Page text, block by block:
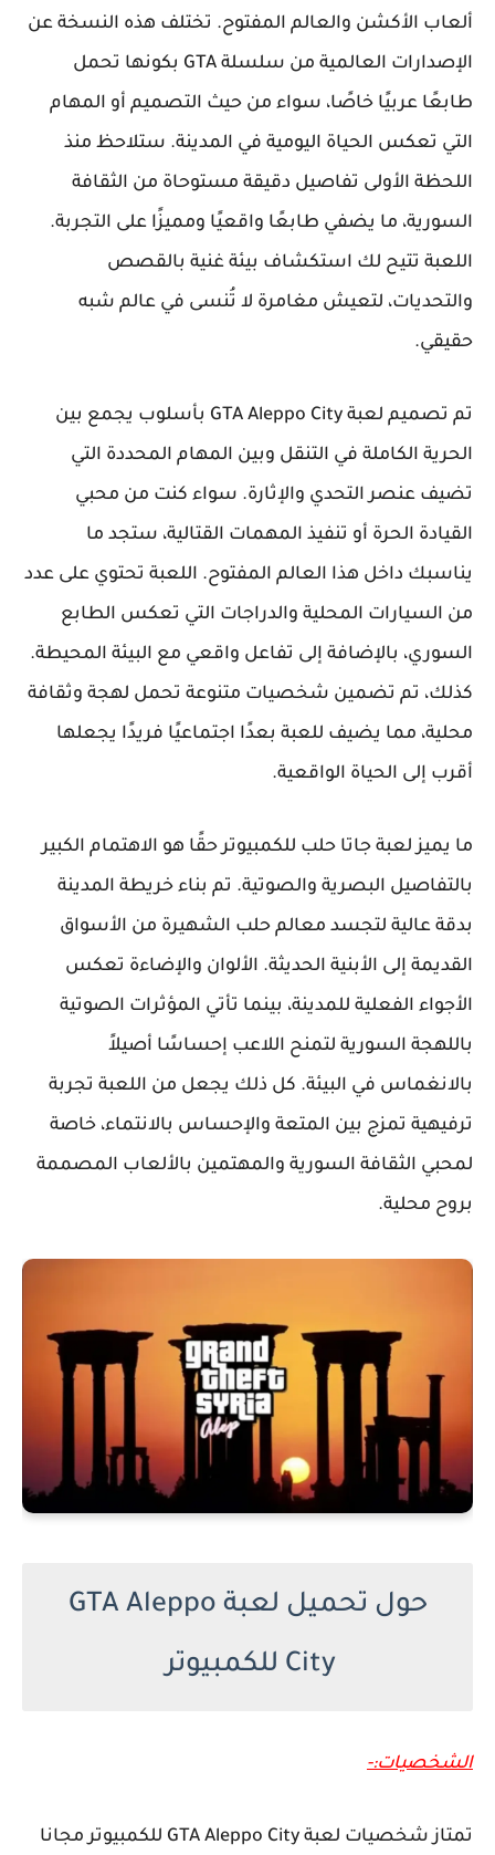
ألعاب الأكشن والعالم المفتوح. تختلف هذه النسخة عن
الإصدارات العالمية من سلسلة GTA بكونها تحمل
طابعًا عربيًا خاصًا، سواء من حيث التصميم أو المهام
التي تعكس الحياة اليومية في المدينة. ستلاحظ منذ
اللحظة الأولى تفاصيل دقيقة مستوحاة من الثقافة
السورية، ما يضفي طابعًا واقعيًا ومميزًا على التجربة.
اللعبة تتيح لك استكشاف بيئة غنية بالقصص
والتحديات، لتعيش مغامرة لا تُنسى في عالم شبه
حقيقي.
تم تصميم لعبة GTA Aleppo City بأسلوب يجمع بين
الحرية الكاملة في التنقل وبين المهام المحددة التي
تضيف عنصر التحدي والإثارة. سواء كنت من محبي
القيادة الحرة أو تنفيذ المهمات القتالية، ستجد ما
يناسبك داخل هذا العالم المفتوح. اللعبة تحتوي على عدد
من السيارات المحلية والدراجات التي تعكس الطابع
السوري، بالإضافة إلى تفاعل واقعي مع البيئة المحيطة.
كذلك، تم تضمين شخصيات متنوعة تحمل لهجة وثقافة
محلية، مما يضيف للعبة بعدًا اجتماعيًا فريدًا يجعلها
أقرب إلى الحياة الواقعية.
ما يميز لعبة جاتا حلب للكمبيوتر حقًا هو الاهتمام الكبير
بالتفاصيل البصرية والصوتية. تم بناء خريطة المدينة
بدقة عالية لتجسد معالم حلب الشهيرة من الأسواق
القديمة إلى الأبنية الحديثة. الألوان والإضاءة تعكس
الأجواء الفعلية للمدينة، بينما تأتي المؤثرات الصوتية
باللهجة السورية لتمنح اللاعب إحساسًا أصيلاً
بالانغماس في البيئة. كل ذلك يجعل من اللعبة تجربة
ترفيهية تمزج بين المتعة والإحساس بالانتماء، خاصة
لمحبي الثقافة السورية والمهتمين بالألعاب المصممة
بروح محلية.
حول تحميل لعبة GTA Aleppo
City للكمبيوتر
الشخصيات:-
تمتاز شخصيات لعبة GTA Aleppo City للكمبيوتر مجانا